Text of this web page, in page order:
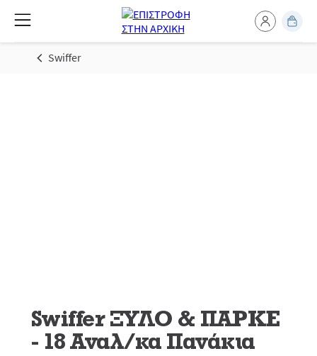
Swiffer
Swiffer ΞΥΛΟ & ΠΑΡΚΕ
- 18 Αναλ/κα Πανάκια